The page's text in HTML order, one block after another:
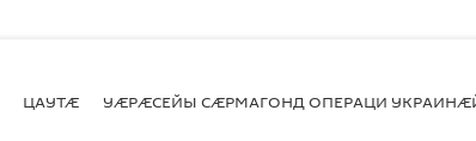
ЦАУТӔ УӔРӔСЕЙЫ СӔРМАГОНД ОПЕРАЦИ